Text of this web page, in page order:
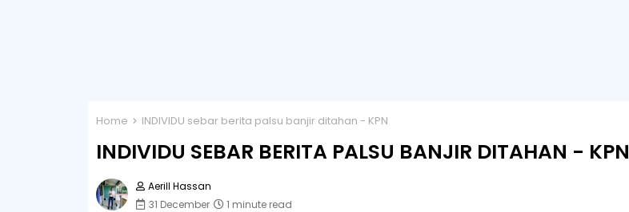
Home INDIVIDU sebar berita palsu banjir ditahan - KPN
INDIVIDU SEBAR BERITA PALSU BANJIR DITAHAN - KPN
Aerill Hassan
31 December
1 minute read